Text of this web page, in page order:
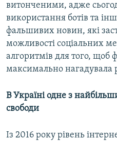
витонченими, адже
використання ботів та
фальшивих новин, які
можливості соціальних
алгоритмів для того, щоб
максимально нагадувала
В Україні одне з
свободи
Із 2016 року рівень